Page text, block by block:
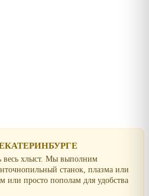
весь хлыст. Мы выполним
станок, плазма или
просто пополам для удобства